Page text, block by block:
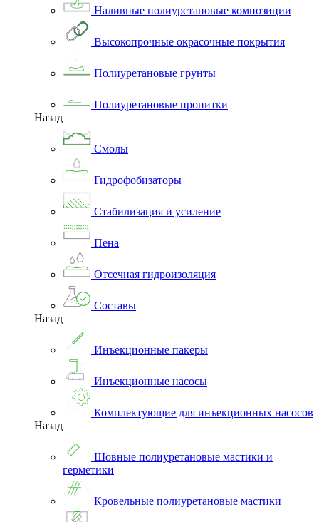
Наливные полиуретановые композиции
Высокопрочные окрасочные покрытия
Полиуретановые грунты
Полиуретановые пропитки
Назад
Смолы
Гидрофобизаторы
Стабилизация и усиление
Пена
Отсечная гидроизоляция
Составы
Назад
Инъекционные пакеры
Инъекционные насосы
Комплектующие для инъекционных насосов
Назад
Шовные полиуретановые мастики и
герметики
Кровельные полиуретановые мастики